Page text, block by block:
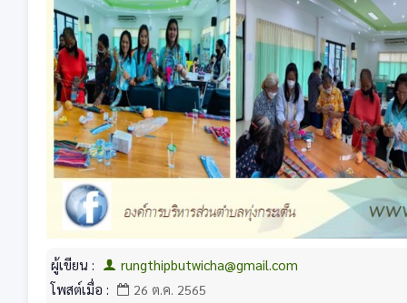
ผู้เขียน :
rungthipbutwicha@gmail.com
โพสต์เมื่อ :
26 ต.ค. 2565